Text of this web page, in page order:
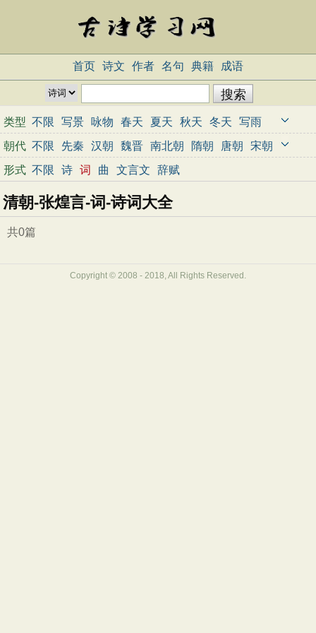
首页 诗文 作者 名句 典籍 成语
类型 不限 写景 咏物 春天 夏天 秋天 冬天
写雨
写雪
写风 写花 梅花 荷花 菊花 柳树
月亮
山水 写山 写水 长江 黄河 儿童 写鸟
写马
田园 边塞 地名 抒情 爱国 离别 送别 思乡
思念 爱情 励志 哲理 闺怨
母亲 友情 战争 读书 惜时 婉约 豪放 诗经
民谣
咏史怀古 宋词精选 小学古诗 初中古诗
朝代 不限 先秦 汉朝 魏晋 南北朝 隋朝 唐朝
宋朝
元朝
明朝 清朝 近代 当代
形式 不限 诗 词 曲 文言文 辞赋
清朝-张煌言-词-诗词大全
共0篇
Copyright © 2008 - 2018, All Rights Reserved.